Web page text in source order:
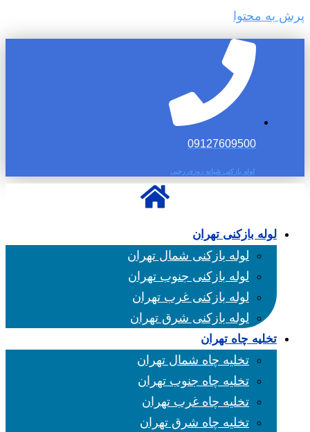
پرش به محتوا
09127609500
لوله بازکنی شبانه روزی رجبی
لوله بازکنی تهران
لوله بازکنی شمال تهران
لوله بازکنی جنوب تهران
لوله بازکنی غرب تهران
لوله بازکنی شرق تهران
تخلیه چاه تهران
تخلیه چاه شمال تهران
تخلیه چاه جنوب تهران
تخلیه چاه غرب تهران
تخلیه چاه شرق تهران